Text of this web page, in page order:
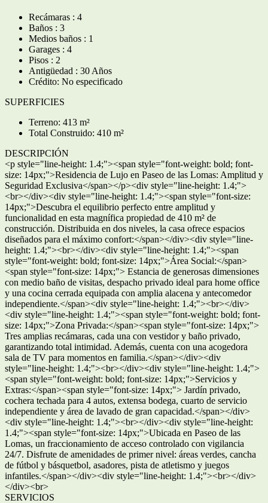
Recámaras : 4
Baños : 3
Medios baños : 1
Garages : 4
Pisos : 2
Antigüedad : 30 Años
Crédito: No especificado
SUPERFICIES
Terreno: 413 m²
Total Construido: 410 m²
DESCRIPCIÓN
<p style="line-height: 1.4;"><span style="font-weight: bold; font-
size: 14px;">Residencia de Lujo en Paseo de las Lomas: Amplitud y
Seguridad Exclusiva</span></p><div style="line-height: 1.4;">
<br></div><div style="line-height: 1.4;"><span style="font-size:
14px;">Descubra el equilibrio perfecto entre amplitud y
funcionalidad en esta magnífica propiedad de 410 m² de
construcción. Distribuida en dos niveles, la casa ofrece espacios
diseñados para el máximo confort:</span></div><div style="line-
height: 1.4;"><br></div><div style="line-height: 1.4;"><span
style="font-weight: bold; font-size: 14px;">Área Social:</span>
<span style="font-size: 14px;"> Estancia de generosas dimensiones
con medio baño de visitas, despacho privado ideal para home office
y una cocina cerrada equipada con amplia alacena y antecomedor
independiente.</span><div style="line-height: 1.4;"><br></div>
<div style="line-height: 1.4;"><span style="font-weight: bold; font-
size: 14px;">Zona Privada:</span><span style="font-size: 14px;">
Tres amplias recámaras, cada una con vestidor y baño privado,
garantizando total intimidad. Además, cuenta con una acogedora
sala de TV para momentos en familia.</span></div><div
style="line-height: 1.4;"><br></div><div style="line-height: 1.4;">
<span style="font-weight: bold; font-size: 14px;">Servicios y
Extras:</span><span style="font-size: 14px;"> Jardín privado,
cochera techada para 4 autos, extensa bodega, cuarto de servicio
independiente y área de lavado de gran capacidad.</span></div>
<div style="line-height: 1.4;"><br></div><div style="line-height:
1.4;"><span style="font-size: 14px;">Ubicada en Paseo de las
Lomas, un fraccionamiento de acceso controlado con vigilancia
24/7. Disfrute de amenidades de primer nivel: áreas verdes, cancha
de fútbol y básquetbol, asadores, pista de atletismo y juegos
infantiles.</span></div><div style="line-height: 1.4;"><br></div>
</div><br>
SERVICIOS